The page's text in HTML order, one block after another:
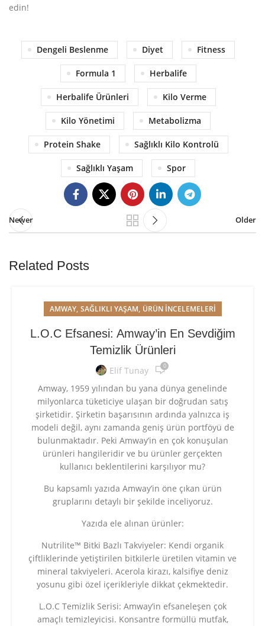
edin!
Dengeli Beslenme Diyet Fitness
Formula 1 Herbalife
Herbalife Ürünleri Kilo Verme
Kilo Yönetimi Metabolizma
Protein Shake Sağlıklı Kilo Kontrolü
Sağlıklı Yaşam Spor
Newer Older
Related Posts
AMWAY, SAĞLIKLI YAŞAM, ÜRÜN İNCELEMELERI
L.O.C Efsanesi: Amway’in En Sevdiğim
Temizlik Ürünleri
Elif Tunay 0
Amway, 1959 yılından bu yana dünya genelinde
milyonlarca tüketiciye ulaşan bir doğrudan satış
şirketidir. Şirketin başarısının ardında yalnızca iş
modeli değil, aynı zamanda geniş ürün portföyü de
bulunmaktadır. Peki Amway’in en çok konuşulan
ürünleri hangileridir ve bu ürünler gerçekten
kullanıcı beklentilerini karşılıyor mu?
Bu kapsamlı yazıda Amway’in öne çıkan ürün
gruplarını detaylı bir şekilde inceliyoruz.
Yazıda ele alınan ürünler:
Nutrilite™ Bitki Bazlı Takviyeler: Kendi organik
çiftliklerinde yetiştirilen bitkilerle üretilen vitamin ve
mineral takviyeleri. Acerola kirazı, kalsifiye deniz
yosunu gibi özel içerikleriyle dikkat çekmektedir.
L.O.C Temizlik Serisi: Amway’in efsaneleşen çok
amaçlı temizleyicisi. Konsantre formüllü mutfak,